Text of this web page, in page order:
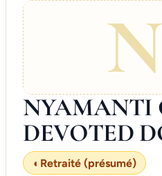
N
NYAMANTI
DEVOTED
◐ Retraité (présumé)